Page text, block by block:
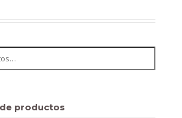
productos